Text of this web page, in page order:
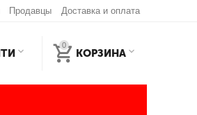
Продавцы Доставка и оплата
0
КОРЗИНА